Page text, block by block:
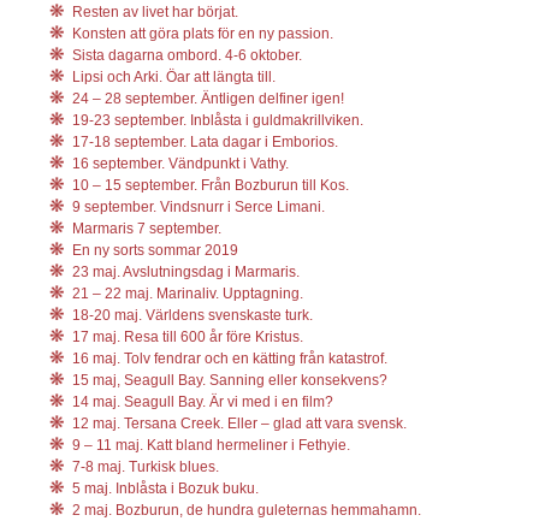
Resten av livet har börjat.
Konsten att göra plats för en ny passion.
Sista dagarna ombord. 4-6 oktober.
Lipsi och Arki. Öar att längta till.
24 – 28 september. Äntligen delfiner igen!
19-23 september. Inblåsta i guldmakrillviken.
17-18 september. Lata dagar i Emborios.
16 september. Vändpunkt i Vathy.
10 – 15 september. Från Bozburun till Kos.
9 september. Vindsnurr i Serce Limani.
Marmaris 7 september.
En ny sorts sommar 2019
23 maj. Avslutningsdag i Marmaris.
21 – 22 maj. Marinaliv. Upptagning.
18-20 maj. Världens svenskaste turk.
17 maj. Resa till 600 år före Kristus.
16 maj. Tolv fendrar och en kätting från katastrof.
15 maj, Seagull Bay. Sanning eller konsekvens?
14 maj. Seagull Bay. Är vi med i en film?
12 maj. Tersana Creek. Eller – glad att vara svensk.
9 – 11 maj. Katt bland hermeliner i Fethyie.
7-8 maj. Turkisk blues.
5 maj. Inblåsta i Bozuk buku.
2 maj. Bozburun, de hundra guleternas hemmahamn.